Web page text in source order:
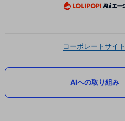
コーポレートサイト
AIへの取り組み